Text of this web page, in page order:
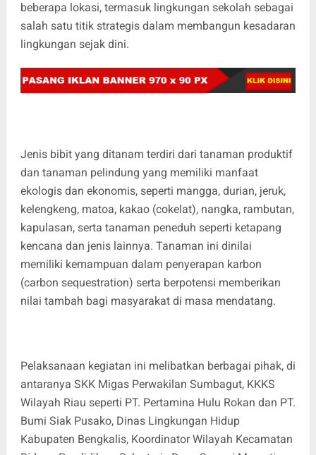
beberapa lokasi, termasuk lingkungan sekolah sebagai
salah satu titik strategis dalam membangun kesadaran
lingkungan sejak dini.
Jenis bibit yang ditanam terdiri dari tanaman produktif
dan tanaman pelindung yang memiliki manfaat
ekologis dan ekonomis, seperti mangga, durian, jeruk,
kelengkeng, matoa, kakao (cokelat), nangka, rambutan,
kapulasan, serta tanaman peneduh seperti ketapang
kencana dan jenis lainnya. Tanaman ini dinilai
memiliki kemampuan dalam penyerapan karbon
(carbon sequestration) serta berpotensi memberikan
nilai tambah bagi masyarakat di masa mendatang.
Pelaksanaan kegiatan ini melibatkan berbagai pihak, di
antaranya SKK Migas Perwakilan Sumbagut, KKKS
Wilayah Riau seperti PT. Pertamina Hulu Rokan dan PT.
Bumi Siak Pusako, Dinas Lingkungan Hidup
Kabupaten Bengkalis, Koordinator Wilayah Kecamatan